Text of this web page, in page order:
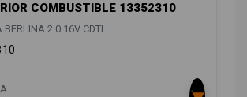
COMBUSTIBLE 13352310
BERLINA 2.0 16V CDTI